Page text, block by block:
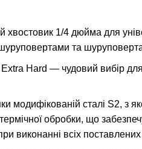
хвостовик 1/4 дюйма для
та
Hard — чудовий вибір
модифікованій сталі S2, з
обробки, що
виконанні всіх